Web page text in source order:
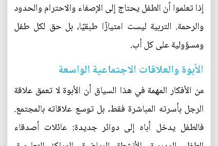
إذا تعلموا أن الطفل يحتاج إلى الإصغاء والاحترام والحدود
والرحمة. التربية ليست امتيازًا طبقيًا، بل حق لكل طفل
ومسؤولية على كل أب.
الأبوة والعلاقات الاجتماعية الواسعة
من الأفكار المهمة في هذا السياق أن الأبوة لا تعمق علاقة
الرجل بأسرته المباشرة فقط، بل توسع علاقاته بالمجتمع.
فالطفل يدخل أباه إلى دوائر جديدة: عائلات أصدقاء